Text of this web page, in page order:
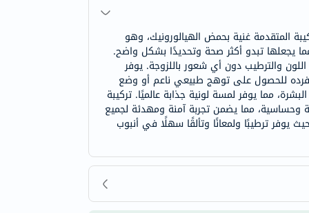
التركيبة المتقدمة غنية بحمض الهيالورونيك، وهو
يجعلها تبدو أكثر صحة وتحديدًا بشكل واضح.
والترطيب دون أي شعور باللزوجة. يوفر
بمفرده للحصول على توهج طبيعي ناعم أو وضع
مما يوفر لمسة لونية جذابة عالميًا. تركيبة
وحساسية، مما يضمن تجربة آمنة ومهدئة لجميع
003 مون الإضافة المثالية لروتين جمالك، حيث يوفر ترطيبًا ولمعانًا وتألقًا سهلًا في أنبوب